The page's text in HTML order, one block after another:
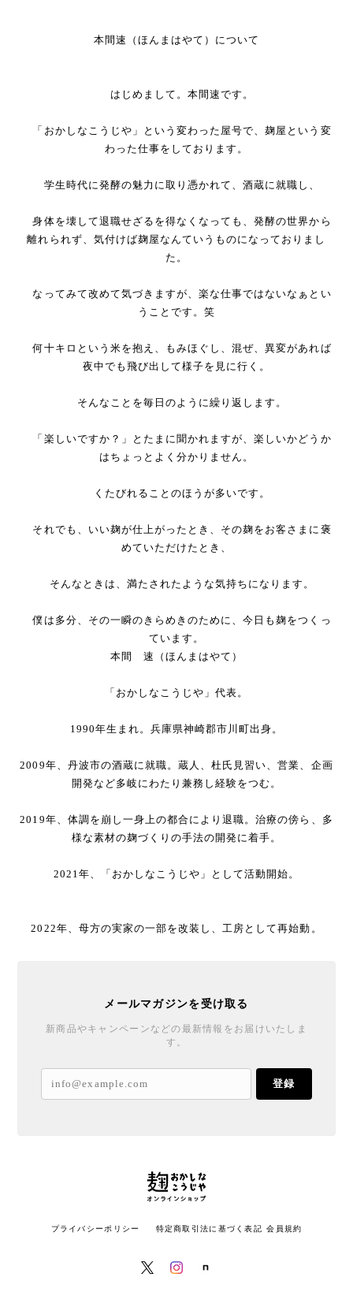
本間速（ほんまはやて）について
はじめまして。本間速です。
「おかしなこうじや」という変わった屋号で、麹屋という変
わった仕事をしております。
学生時代に発酵の魅力に取り憑かれて、酒蔵に就職し、
身体を壊して退職せざるを得なくなっても、発酵の世界から
離れられず、気付けば麹屋なんていうものになっておりまし
た。
なってみて改めて気づきますが、楽な仕事ではないなぁとい
うことです。笑
何十キロという米を抱え、もみほぐし、混ぜ、異変があれば
夜中でも飛び出して様子を見に行く。
そんなことを毎日のように繰り返します。
「楽しいですか？」とたまに聞かれますが、楽しいかどうか
はちょっとよく分かりません。
くたびれることのほうが多いです。
それでも、いい麹が仕上がったとき、その麹をお客さまに褒
めていただけたとき、
そんなときは、満たされたような気持ちになります。
僕は多分、その一瞬のきらめきのために、今日も麹をつくっ
ています。
本間 速（ほんまはやて）
「おかしなこうじや」代表。
1990年生まれ。兵庫県神崎郡市川町出身。
2009年、丹波市の酒蔵に就職。蔵人、杜氏見習い、営業、企画
開発など多岐にわたり兼務し経験をつむ。
2019年、体調を崩し一身上の都合により退職。治療の傍ら、多
様な素材の麹づくりの手法の開発に着手。
2021年、「おかしなこうじや」として活動開始。
2022年、母方の実家の一部を改装し、工房として再始動。
メールマガジンを受け取る
新商品やキャンペーンなどの最新情報をお届けいたしま
す。
登録
プライバシーポリシー 特定商取引法に基づく表記 会員規約